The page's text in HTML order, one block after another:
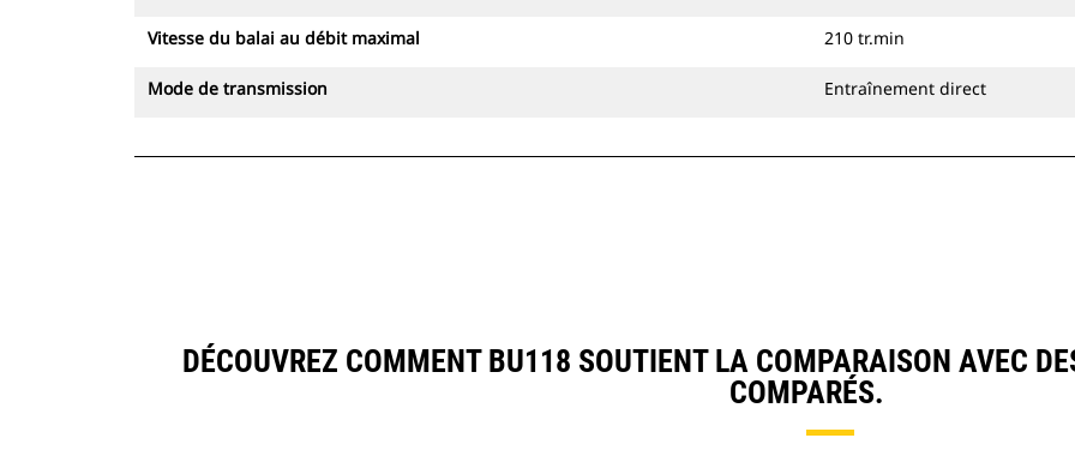
Vitesse du balai au débit maximal 210 tr.min
Mode de transmission Entraînement direct
DÉCOUVREZ COMMENT BU118 SOUTIENT LA COMPARAISON AVEC
COMPARÉS.